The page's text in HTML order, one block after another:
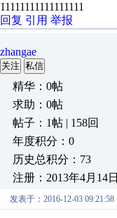
11111111111111111
回复 引用 举报
zhangae
关注 私信
精华：0帖
求助：0帖
帖子：1帖 | 158回
年度积分：0
历史总积分：73
注册：2013年4月14日
发表于：2016-12-03 09:21:58